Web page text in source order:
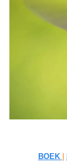
BOEK